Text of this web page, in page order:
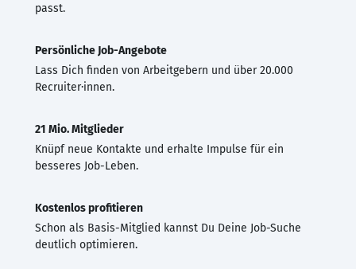
passt.
Persönliche Job-Angebote
Lass Dich finden von Arbeitgebern und über 20.000
Recruiter·innen.
21 Mio. Mitglieder
Knüpf neue Kontakte und erhalte Impulse für ein
besseres Job-Leben.
Kostenlos profitieren
Schon als Basis-Mitglied kannst Du Deine Job-Suche
deutlich optimieren.